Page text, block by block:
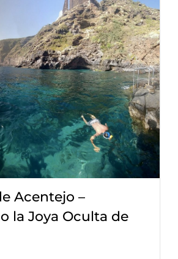
Acentejo –
la Joya Oculta de